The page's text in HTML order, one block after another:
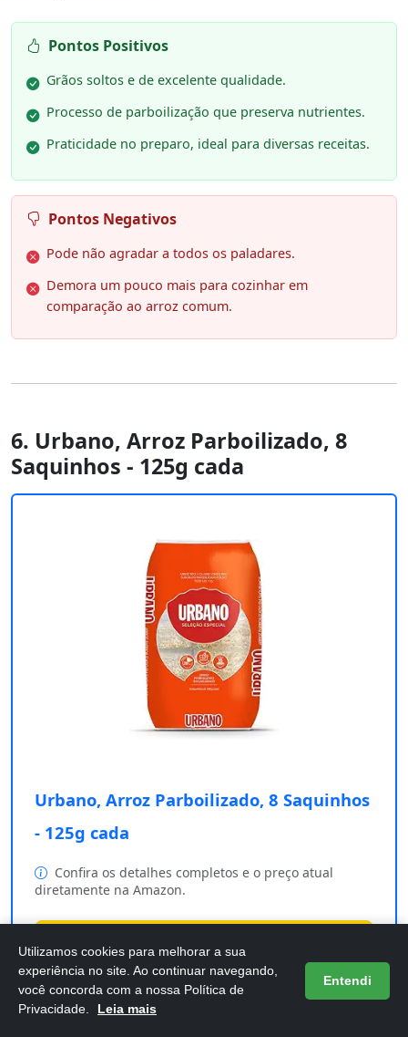
Pontos Positivos
Grãos soltos e de excelente qualidade.
Processo de parboilização que preserva nutrientes.
Praticidade no preparo, ideal para diversas receitas.
Pontos Negativos
Pode não agradar a todos os paladares.
Demora um pouco mais para cozinhar em
comparação ao arroz comum.
6. Urbano, Arroz Parboilizado, 8
Saquinhos - 125g cada
Urbano, Arroz Parboilizado, 8 Saquinhos
- 125g cada
Confira os detalhes completos e o preço atual
diretamente na Amazon.
Comprar na Amazon
Se você busca praticidade e qualidade na sua cozinha,
Utilizamos cookies para melhorar a sua
experiência no site. Ao continuar navegando,
você concorda com a nossa Política de
Privacidade.
Leia mais
Entendi